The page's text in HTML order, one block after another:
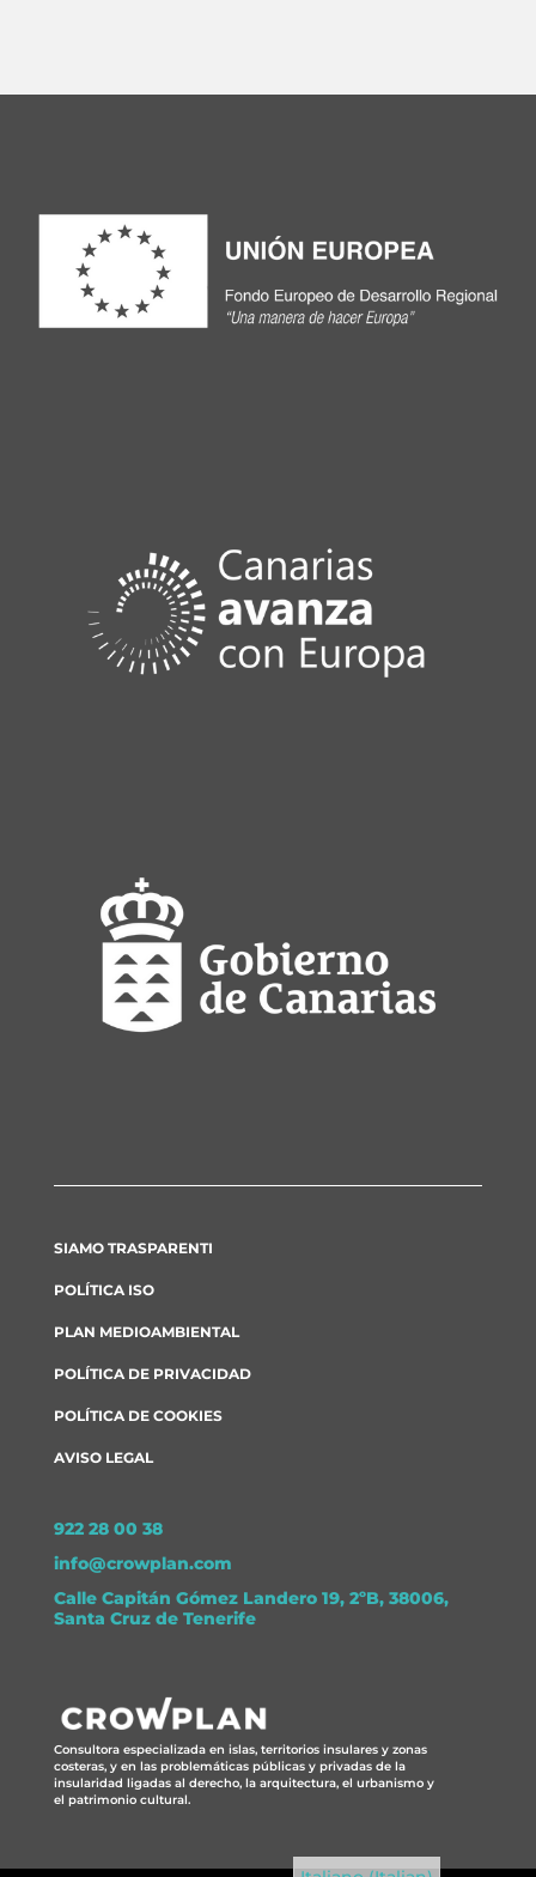
SIAMO TRASPARENTI
POLÍTICA ISO
PLAN MEDIOAMBIENTAL
POLÍTICA DE PRIVACIDAD
POLÍTICA DE COOKIES
AVISO LEGAL
922 28 00 38
info@crowplan.com
Calle Capitán Gómez Landero 19, 2ºB, 38006,
Santa Cruz de Tenerife
Consultora especializada en islas, territorios insulares y zonas
costeras, y en las problemáticas públicas y privadas de la
insularidad ligadas al derecho, la arquitectura, el urbanismo y
el patrimonio cultural.